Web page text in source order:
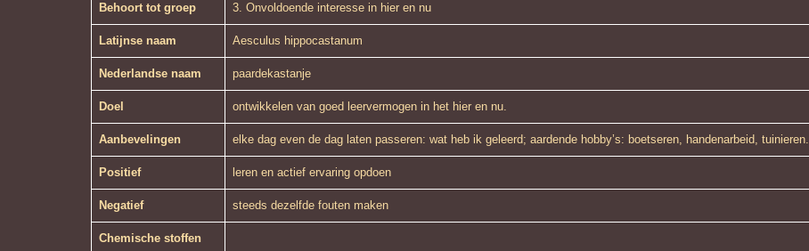
Behoort tot groep 3. Onvoldoende interesse in hier en nu
Latijnse naam Aesculus hippocastanum
Nederlandse naam paardekastanje
Doel ontwikkelen van goed leervermogen in het hier en nu.
Aanbevelingen elke dag even de dag laten passeren: wat heb ik geleerd; aardende hobby’s: boetseren, handenarbeid, tuinieren.
Positief leren en actief ervaring opdoen
Negatief steeds dezelfde fouten maken
Chemische stoffen